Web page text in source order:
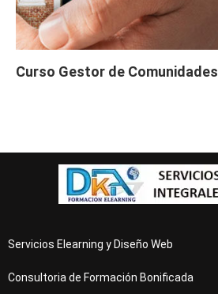
Curso Gestor de Comunidades
Servicios Elearning y Diseño Web
Consultoria de Formación Bonificada